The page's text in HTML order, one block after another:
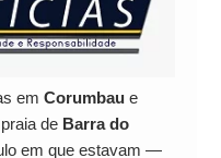
em Corumbaue
de Barra do
em que estavam —